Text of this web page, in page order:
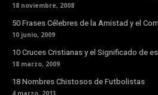
18 noviembre, 2008
50 Frases Célebres de la Amistad y el
10 junio, 2009
10 Cruces Cristianas y el Significado de
18 marzo, 2009
18 Nombres Chistosos de Futbolistas
4 marzo, 2013